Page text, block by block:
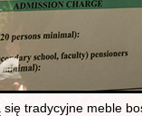
tradycyjne meble